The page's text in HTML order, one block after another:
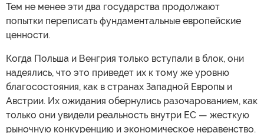
Тем не менее эти два государства продолжают
попытки переписать фундаментальные европейские
ценности.
Когда Польша и Венгрия только вступали в блок, они
надеялись, что это приведет их к тому же уровню
благосостояния, как в странах Западной Европы и
Австрии. Их ожидания обернулись разочарованием, как
только они увидели реальность внутри ЕС — жесткую
рыночную конкуренцию и экономическое неравенство.